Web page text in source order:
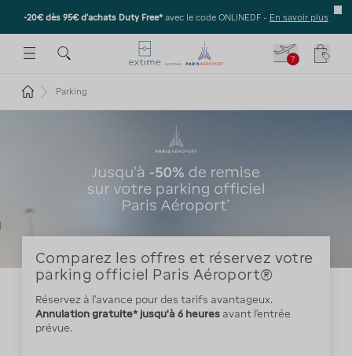
-20€ dès 95€ d’achats Duty Free* avec le code ONLINEDF - En savoir plus
MENU
OUVRIR LE SOUS-MENU
POUR OUVRIR LE SOUS-MENU
?
Revenir à la page d'accueil
Parking
Comparez les offres et réservez votre
parking officiel Paris Aéroport®
Réservez à l'avance pour des tarifs avantageux.
Annulation gratuite* jusqu'à 6 heures avant l'entrée
prévue.